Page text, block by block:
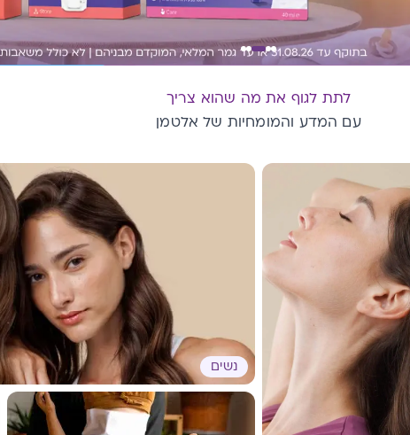
לתת לגוף את מה שהוא צריך
עם המדע והמומחיות של אלטמן
נשים